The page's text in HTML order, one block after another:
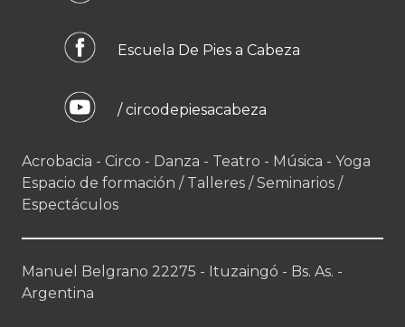
Escuela De Pies a Cabeza
/ circodepiesacabeza
Acrobacia - Circo - Danza - Teatro - Música - Yoga
Espacio de formación / Talleres / Seminarios /
Espectáculos
Manuel Belgrano 22275 - Ituzaingó - Bs. As. -
Argentina